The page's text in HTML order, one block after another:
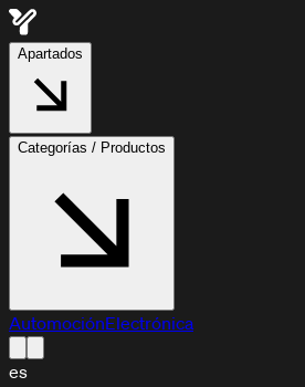
Apartados
Categorías / Productos
AutomociónElectrónica
es